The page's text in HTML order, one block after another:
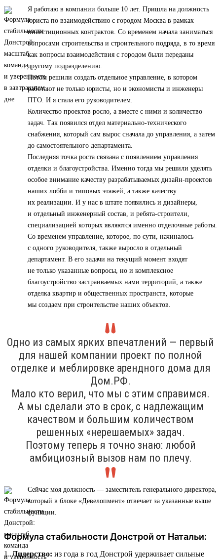
Я работаю в компании больше 10 лет. Пришла на должность
юриста по взаимодействию с городом Москва в рамках
инвестиционных контрактов. Со временем начала заниматься
вопросами строительства и строительного подряда, в то время
как вопросы взаимодействия с городом были переданы
другому подразделению.
Потом решили создать отдельное управление, в котором
работают не только юристы, но и экономисты и инженеры
ПТО. И я стала его руководителем.
Количество проектов росло, а вместе с ними и количество
задач. Так появился отдел материально-технического
снабжения, который сам вырос сначала до управления, а затем
до самостоятельного департамента.
Последняя точка роста связана с появлением управления
отделки и благоустройства. Именно тогда мы решили уделять
особое внимание качеству разрабатываемых дизайн-проектов
наших лобби и типовых этажей, а также качеству
их реализации. И у нас в штате появились и дизайнеры,
и отдельный инженерный состав, и ребята-строители,
специализацией которых являются именно отделочные работы.
Со временем управление, которое, по сути, начиналось
с одного руководителя, также выросло в отдельный
департамент. В его задачи на текущий момент входят
не только указанные вопросы, но и комплексное
благоустройство застраиваемых нами территорий, а также
отделка квартир и общественных пространств, которые
мы создаем при строительстве наших объектов.
Одно из самых ярких впечатлений — первый
для нашей компании проект по полной
отделке и меблировке арендного дома для
Дом.РФ.
Мало кто верил, что мы с этим справимся.
А мы сделали это в срок, с надлежащим
качеством и большим количеством
решенных «нерешаемых» задач.
Поэтому теперь я точно знаю: любой
амбициозный вызов нам по плечу.
Сейчас моя должность — заместитель генерального директора,
который в блоке «Девелопмент» отвечает за указанные выше
функции.
Формула стабильности Донстрой от Натальи:
1.Лидерство: из года в год Донстрой удерживает сильные